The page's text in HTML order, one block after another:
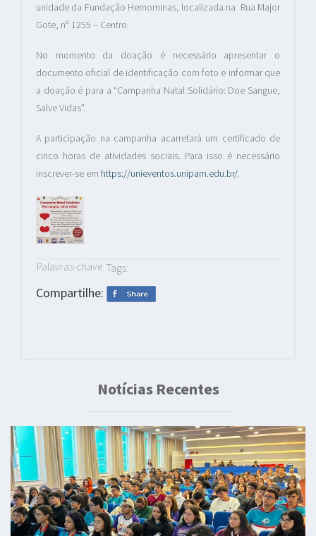
unidade da Fundação Hemominas, localizada na Rua Major
Gote, nº 1255 – Centro.
No momento da doação é necessário apresentar o
documento oficial de identificação com foto e informar que
a doação é para a “Campanha Natal Solidário: Doe Sangue,
Salve Vidas”.
A participação na campanha acarretará um certificado de
cinco horas de atividades sociais. Para isso é necessário
inscrever-se em https://unieventos.unipam.edu.br/.
Palavras-chave: Tags:
Compartilhe:
Notícias Recentes